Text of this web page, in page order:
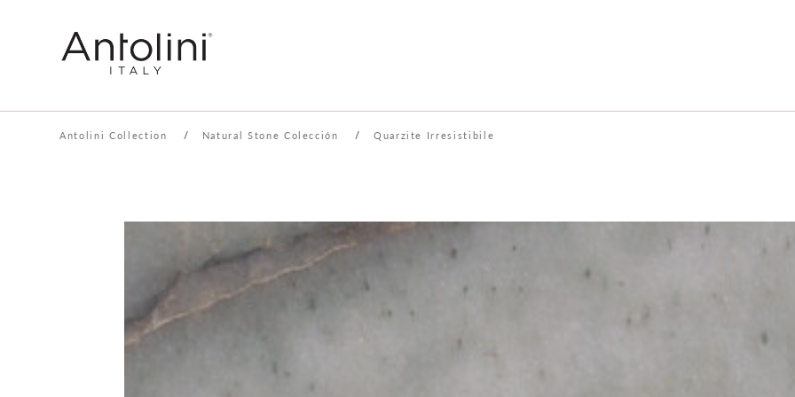
Antolini Collection / Natural Stone Colección / Quarzite Irresistibile